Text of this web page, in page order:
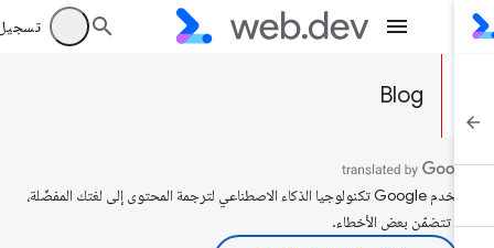
تسجيل
Blog
تستخدم Google تكنولوجيا الذكاء الاصطناعي لترجمة المحتوى إلى لغتك المفضّلة،
تتضمّن بعض الأخطاء.